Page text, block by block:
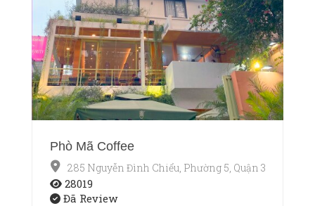
Phò Mã Coffee
285 Nguyễn Đình Chiểu, Phường 5, Quận 3, Thành
28019
Đã Review